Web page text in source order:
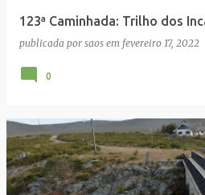
123ª Caminhada: Trilho dos
publicada por saos em fevereiro 17, 2022
0